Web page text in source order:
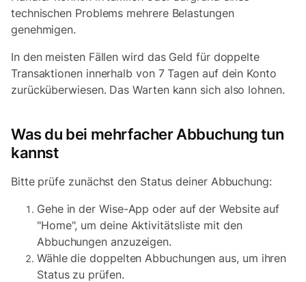
technischen Problems mehrere Belastungen
genehmigen.
In den meisten Fällen wird das Geld für doppelte
Transaktionen innerhalb von 7 Tagen auf dein Konto
zurücküberwiesen. Das Warten kann sich also lohnen.
Was du bei mehrfacher Abbuchung tun
kannst
Bitte prüfe zunächst den Status deiner Abbuchung:
Gehe in der Wise-App oder auf der Website auf
"Home", um deine Aktivitätsliste mit den
Abbuchungen anzuzeigen.
Wähle die doppelten Abbuchungen aus, um ihren
Status zu prüfen.